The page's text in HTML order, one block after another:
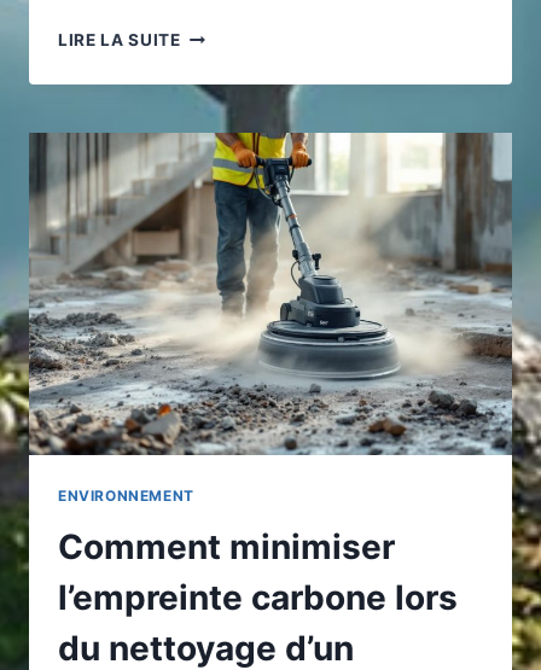
LIRE LA SUITEASSURANCE
D’AFFAIRES
GUIDE
PRATIQUE
POUR
RÉDUIRE
L’EMPREINTE
CARBONE
ENVIRONNEMENT
Comment minimiser
l’empreinte carbone lors
du nettoyage d’un